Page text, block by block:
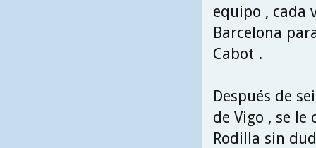
equipo , cada
Barcelona
Cabot .
Después de
de Vigo , se
Rodilla sin